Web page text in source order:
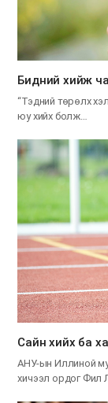
​Бидний хийж
“Тэдний төрөлх
юу хийх болж…
Сайн хийх ба
АНУ-ын Иллиной
хичээл ордог Фил